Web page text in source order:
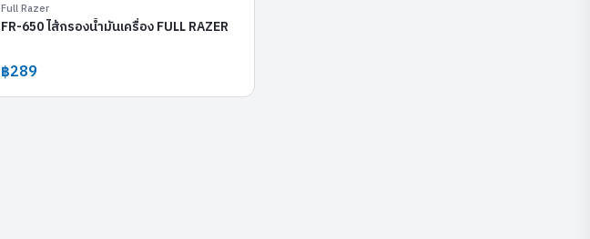
Full Razer
FR-650 ไส้กรองน้ำมันเครื่อง FULL RAZER
฿289